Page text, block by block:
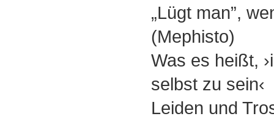
„Lügt man”,
(Mephisto)
Was es heißt,
selbst zu sein‹
Leiden und